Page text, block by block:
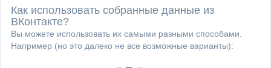
Как использовать собранные данные из
ВКонтакте?
Вы можете использовать их самыми разными способами.
Например (но это далеко не все возможные варианты):